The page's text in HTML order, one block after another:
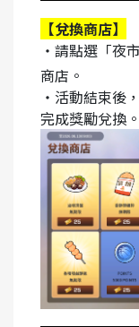
【兌換商店】
・請點選「夜
商店。
・活動結束後
完成獎勵兌換。